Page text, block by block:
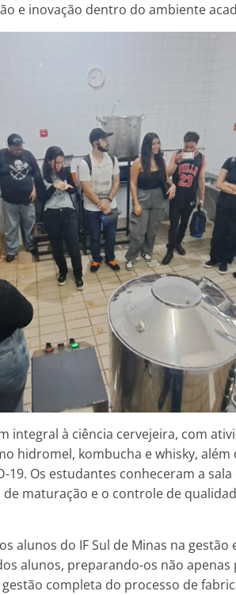
e inovação dentro do ambiente
integral à ciência cervejeira, com
hidromel, kombucha e whisky,
19. Os estudantes conheceram a
maturação e o controle de
alunos do IF Sul de Minas na
alunos, preparando-os não
completa do processo de